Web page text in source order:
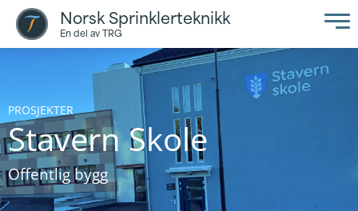
Norsk Sprinklerteknikk
En del av TRG
PROSJEKTER
Stavern Skole
Offentlig bygg